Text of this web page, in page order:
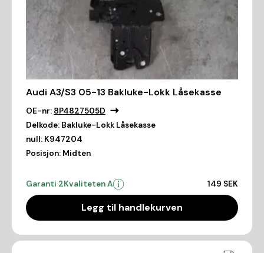
Audi A3/S3 05-13 Bakluke-Lokk Låsekasse
OE-nr: 8P4827505D
Delkode: Bakluke-Lokk Låsekasse
null: K947204
Posisjon: Midten
Garanti 2Kvaliteten A 149 SEK
Legg til handlekurven